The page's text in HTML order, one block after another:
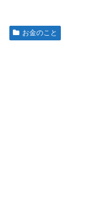
お金のこと